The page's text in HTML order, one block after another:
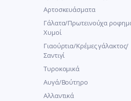
Αρτοσκευάσματα
Γάλατα/Πρωτεινούχα
Χυμοί
Γιαούρτια/Κρέμες γάλακτος/
Σαντιγί
Τυροκομικά
Αυγά/Βούτηρο
Αλλαντικά